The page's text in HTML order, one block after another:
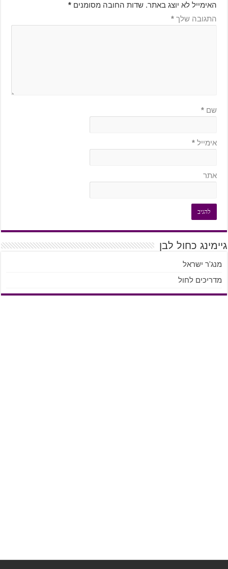
האימייל לא יוצג באתר. שדות החובה מסומנים *
התגובה שלך *
שם *
אימייל *
אתר
גיימינג כחול לבן
מנג'ר ישראל
מדריכים לחול